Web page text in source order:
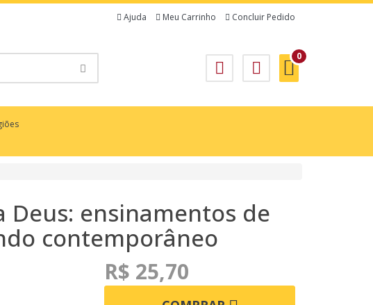
Ajuda Meu Carrinho Concluir Pedido
0
Deus: ensinamentos de
contemporâneo
R$ 25,70